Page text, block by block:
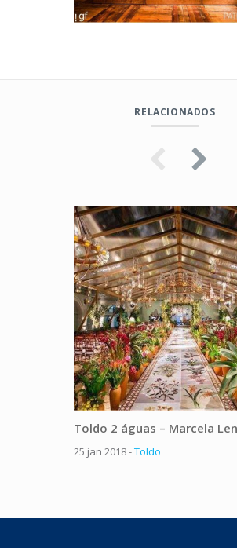
RELACIONADOS
Toldo 2 águas – Marcela
25 jan 2018 -Toldo